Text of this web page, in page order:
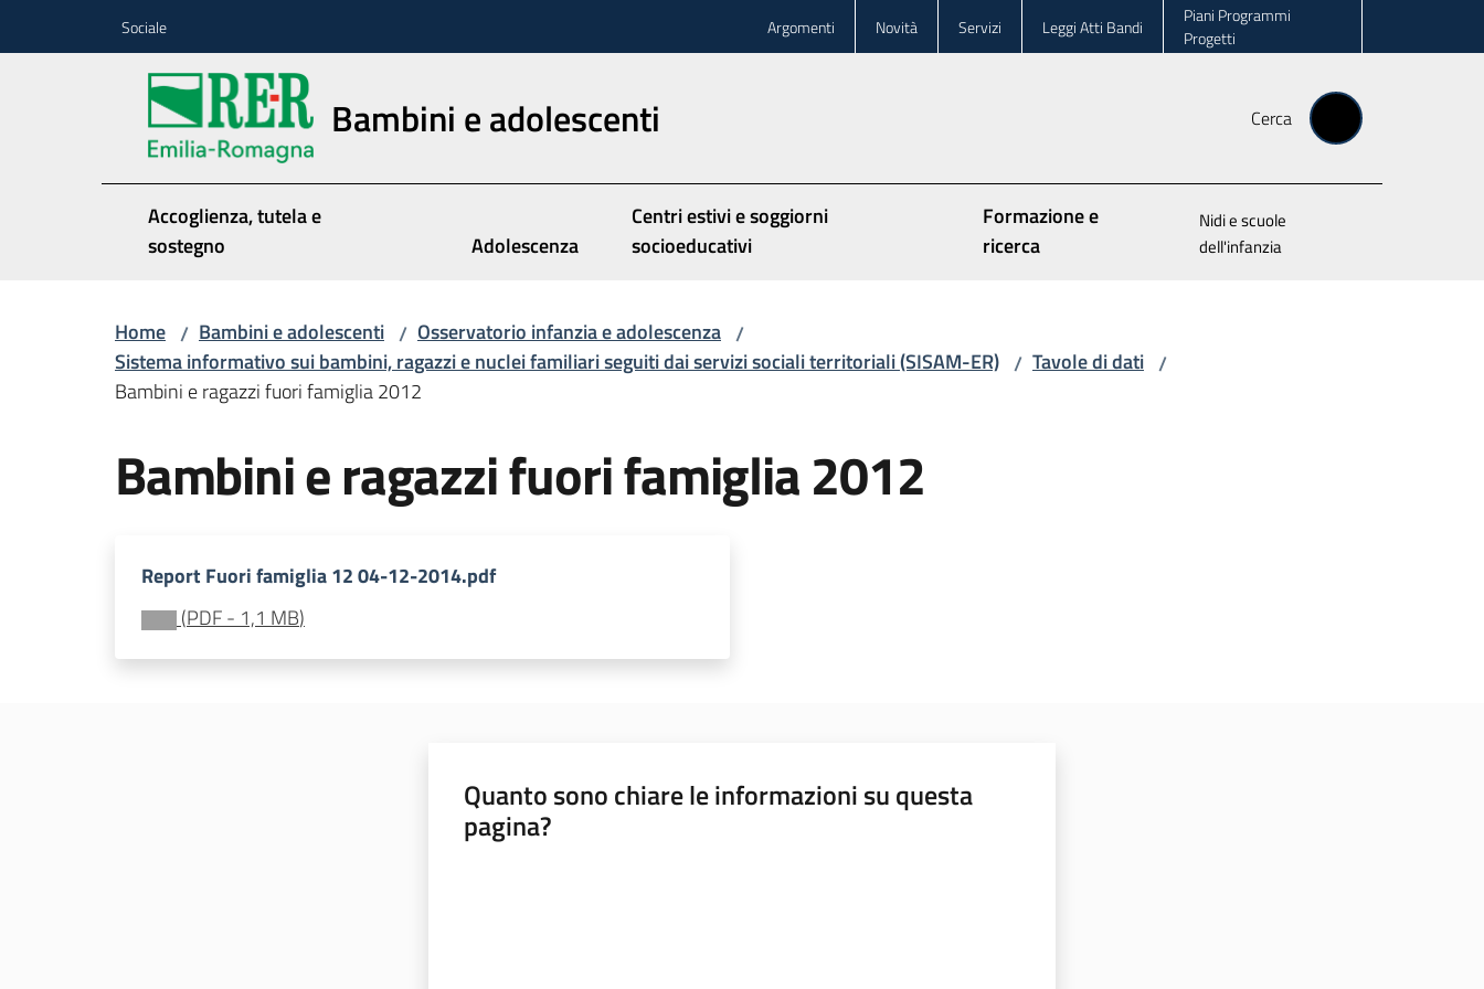
Sociale Argomenti Novità Servizi Leggi Atti Bandi
Piani Programmi
Progetti
Bambini e adolescenti Cerca
Accoglienza, tutela e
sostegno
Adolescenza
Centri estivi e soggiorni
socioeducativi
Formazione e
ricerca
Nidi e scuole
dell'infanzia
Home / Bambini e adolescenti / Osservatorio infanzia e adolescenza /
Sistema informativo sui bambini, ragazzi e nuclei familiari seguiti dai servizi sociali territoriali (SISAM-ER) / Tavole di dati /
Bambini e ragazzi fuori famiglia 2012
Bambini e ragazzi fuori famiglia 2012
Report Fuori famiglia 12 04-12-2014.pdf
(PDF- 1,1 MB)
Quanto sono chiare le informazioni su questa
pagina?